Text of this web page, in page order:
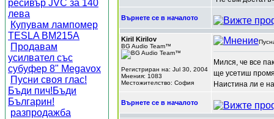
ресивър JVC за 140
лева
Купувам лампомер
TESLA BM215A
Продавам
усилвател със
субуфер 8" Megavox
Пусни своя глас!
Бъди пич!Бъди
Българин!
разпродажба
Върнете се в началото
Kiril Kirilov
BG Audio Team™
Регистриран на: Jul 30, 2004
Мнения: 1083
Местожителство: София
Мился, че все
ще усетиш
Наистина ли е
Върнете се в началото